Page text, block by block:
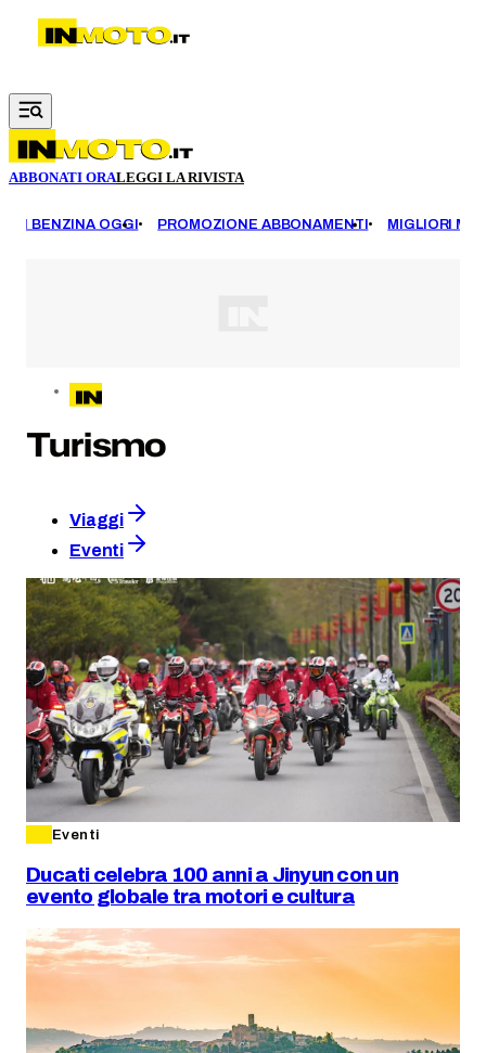
Vai al contenuto principale
ABBONATI ORALEGGI LA RIVISTA
BENZINA OGGI PROMOZIONE ABBONAMENTI MIGLIORI
Turismo
Viaggi
Eventi
Eventi
Ducati celebra 100 anni a Jinyun con un
evento globale tra motori e cultura